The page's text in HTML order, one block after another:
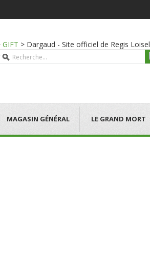
GIFT > Dargaud - Site officiel de Regis Loisel
MAGASIN GÉNÉRAL LE GRAND MORT